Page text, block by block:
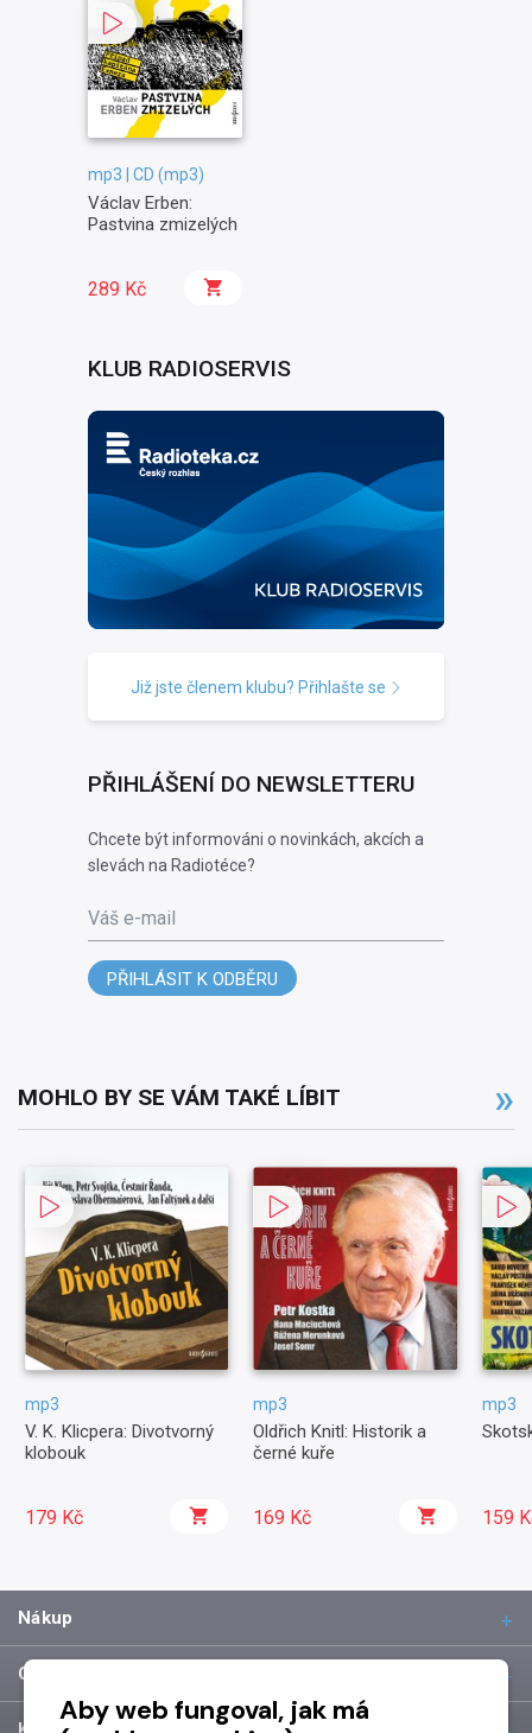
mp3 | CD (mp3)
Václav Erben:
Pastvina zmizelých
289 Kč
KLUB RADIOSERVIS
Již jste členem klubu? Přihlašte se
PŘIHLÁŠENÍ DO NEWSLETTERU
Chcete být informováni o novinkách, akcích a
slevách na Radiotéce?
Váš e-mail
PŘIHLÁSIT K ODBĚRU
MOHLO BY SE VÁM TAKÉ LÍBIT
mp3
V. K. Klicpera: Divotvorný
klobouk
179 Kč
mp3
Oldřich Knitl: Historik a
černé kuře
169 Kč
mp3
159
Nákup
O společnosti
Aby web fungoval, jak má